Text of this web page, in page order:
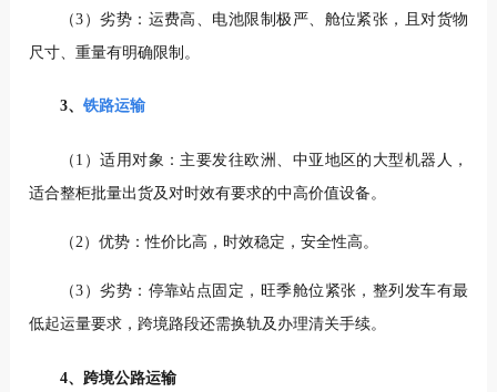
（3）劣势：运费高、电池限制极严、舱位紧张，且对货物
尺寸、重量有明确限制。
3、 铁路运输
（1）适用对象：主要发往欧洲、中亚地区的大型机器人，
适合整柜批量出货及对时效有要求的中高价值设备。
（2）优势：性价比高，时效稳定，安全性高。
（3）劣势：停靠站点固定，旺季舱位紧张，整列发车有最
低起运量要求，跨境路段还需换轨及办理清关手续。
4、跨境公路运输